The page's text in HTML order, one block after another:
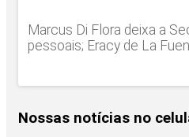
Marcus Di Flora deixa a
pessoais; Eracy de La
Nossas notícias no